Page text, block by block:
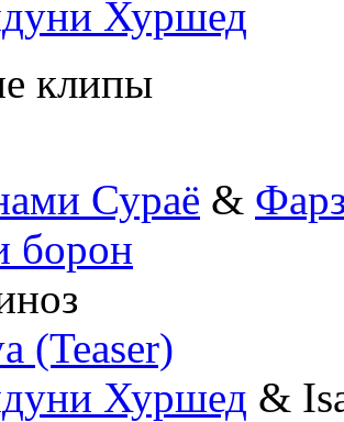
Хуршед
клипы
Сураё &
борон
(Teaser)
Хуршед &